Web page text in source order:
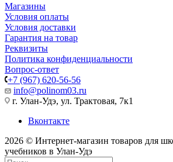
Магазины
Условия оплаты
Условия доставки
Гарантия на товар
Реквизиты
Политика конфиденциальности
Вопрос-ответ
+7 (967) 620-56-56
info@polinom03.ru
г. Улан-Удэ, ул. Трактовая, 7к1
Вконтакте
2026 © Интернет-магазин товаров для
учебников в Улан-Удэ